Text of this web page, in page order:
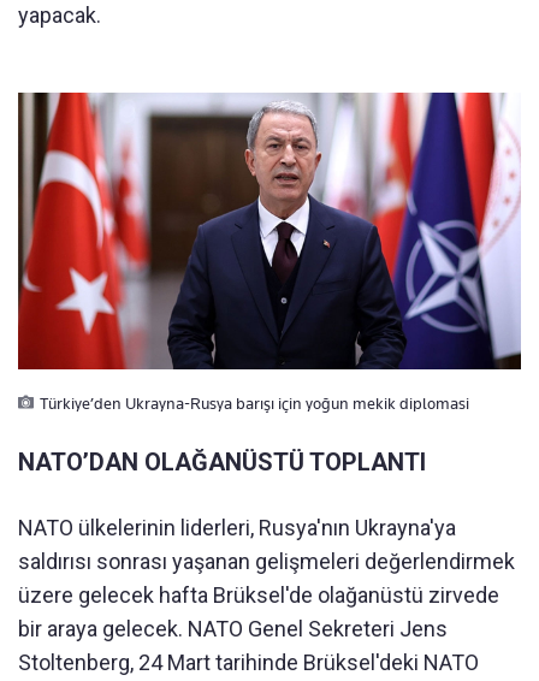
yapacak.
Türkiye’den Ukrayna-Rusya barışı için yoğun mekik diplomasi
NATO’DAN OLAĞANÜSTÜ TOPLANTI
NATO ülkelerinin liderleri, Rusya'nın Ukrayna'ya
saldırısı sonrası yaşanan gelişmeleri değerlendirmek
üzere gelecek hafta Brüksel'de olağanüstü zirvede
bir araya gelecek. NATO Genel Sekreteri Jens
Stoltenberg, 24 Mart tarihinde Brüksel'deki NATO